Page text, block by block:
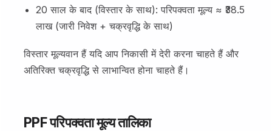
20 साल के बाद (विस्तार के साथ): परिपक्वता मूल्य ≈ ₹38.5
लाख (जारी निवेश + चक्रवृद्धि के साथ)
विस्तार मूल्यवान हैं यदि आप निकासी में देरी करना चाहते हैं और
अतिरिक्त चक्रवृद्धि से लाभान्वित होना चाहते हैं।
PPF परिपक्वता मूल्य तालिका